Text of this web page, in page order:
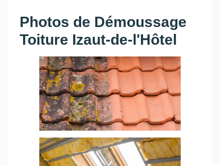
Photos de Démoussage
Toiture Izaut-de-l'Hôtel